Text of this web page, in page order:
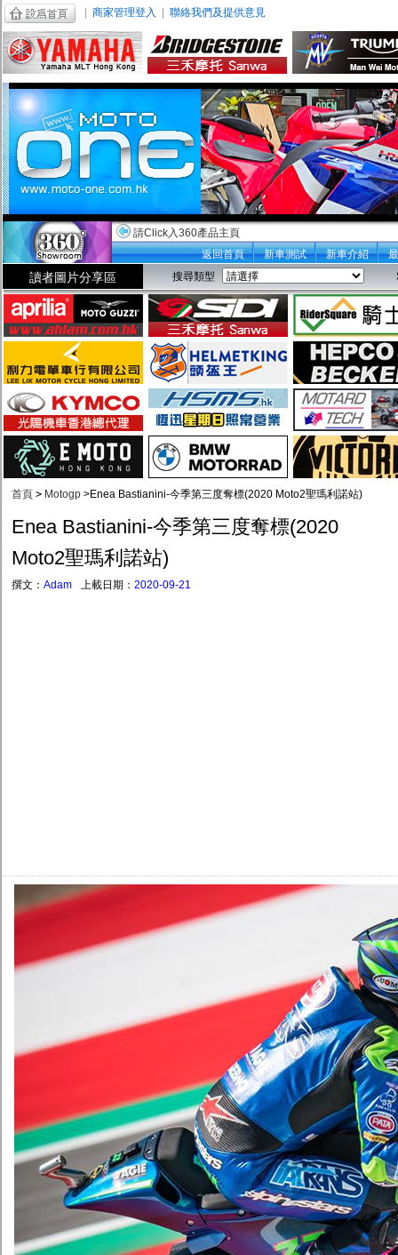
商家管理登入 聯絡我們及提供意見
請Click入360產品主頁
返回首頁
新車測試 新車介紹
讀者圖片分享區 搜尋類型
首頁 > Motogp >Enea Bastianini-今季第三度奪標(2020 Moto2聖瑪利諾站)
Enea Bastianini-今季第三度奪標(2020
Moto2聖瑪利諾站)
撰文： Adam 上載日期： 2020-09-21